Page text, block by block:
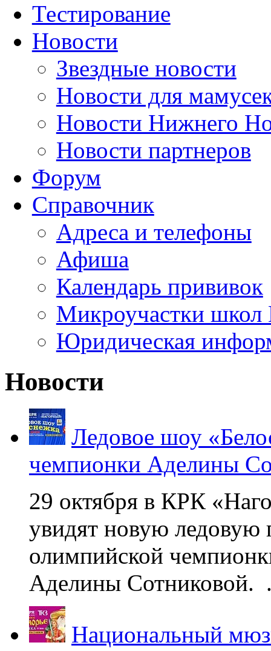
Тестирование
Новости
Звездные новости
Новости для
Новости Нижнего
Новости партнеров
Форум
Справочник
Адреса и телефоны
Афиша
Календарь прививок
Микроучастки школ
Юридическая
Новости
Ледовое шоу
чемпионки Аделины
29 октября в КРК
увидят новую ледовую
олимпийской
Аделины Сотниковой.
Национальный